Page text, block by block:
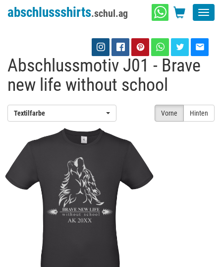
abschlussshirts.schul.ag
Abschlussmotiv J01 - Brave
new life without school
Vorne Hinten
Textilfarbe